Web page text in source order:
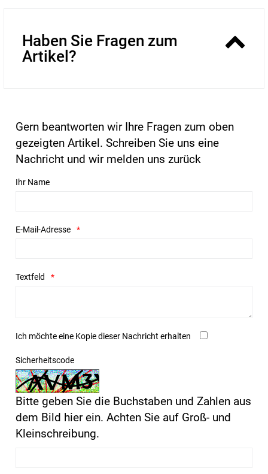
Haben Sie Fragen zum
Artikel?
Gern beantworten wir Ihre Fragen zum oben
gezeigten Artikel. Schreiben Sie uns eine
Nachricht und wir melden uns zurück
Ihr Name
E-Mail-Adresse
Textfeld
Ich möchte eine Kopie dieser Nachricht erhalten
Sicherheitscode
Bitte geben Sie die Buchstaben und Zahlen aus
dem Bild hier ein. Achten Sie auf Groß- und
Kleinschreibung.